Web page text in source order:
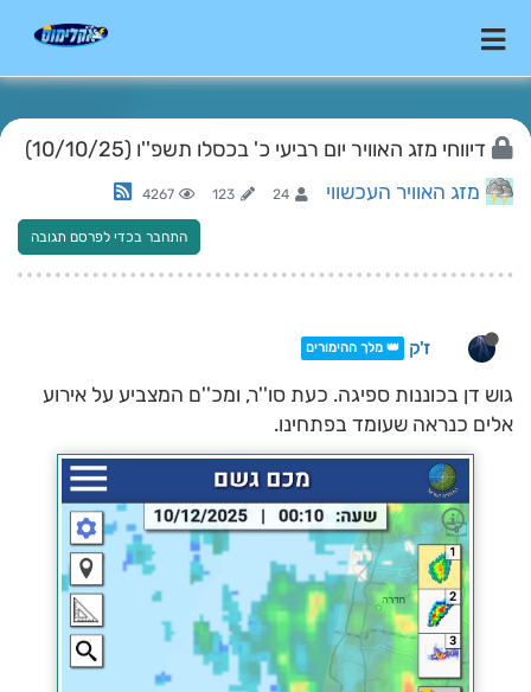
דיווחי מזג האוויר יום רביעי כ' בכסלו תשפ''ו (10/10/25)
מזג האוויר העכשווי 24
123
4267
התחבר בכדי לפרסם תגובה
ז'ק 👑 מלך ההימורים
גוש דן בכוננות ספיגה. כעת סו''ר, ומכ''ם המצביע על אירוע
אלים כנראה שעומד בפתחינו.